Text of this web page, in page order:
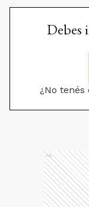
Debes
¿No tenés
Ads